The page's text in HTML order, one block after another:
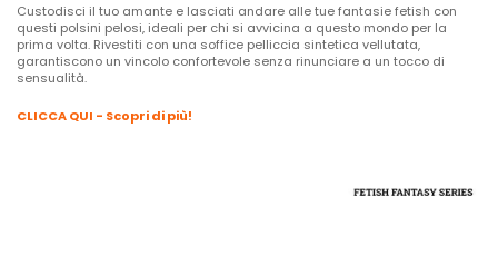
Custodisci il tuo amante e lasciati andare alle tue fantasie fetish con
questi polsini pelosi, ideali per chi si avvicina a questo mondo per la
prima volta. Rivestiti con una soffice pelliccia sintetica vellutata,
garantiscono un vincolo confortevole senza rinunciare a un tocco di
sensualità.
CLICCA QUI - Scopri di più!